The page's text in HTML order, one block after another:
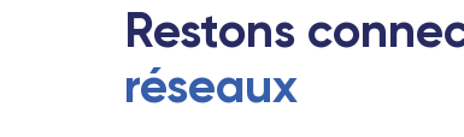
Restons
réseaux